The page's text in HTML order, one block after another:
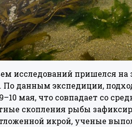
исследований пришелся
По данным экспедиции,
мая, что совпадает со
скопления рыбы
икрой, ученые